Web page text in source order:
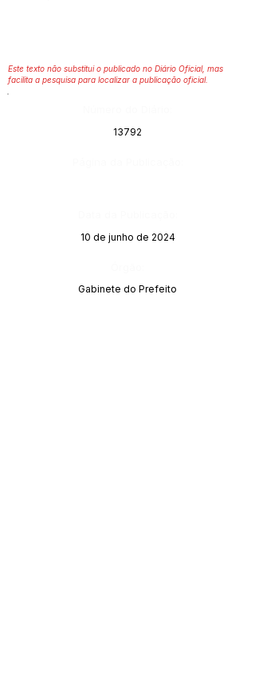
Este texto não substitui o publicado no Diário Oficial, mas
facilita a pesquisa para localizar a publicação oficial.
13792
10 de junho de 2024
Gabinete do Prefeito